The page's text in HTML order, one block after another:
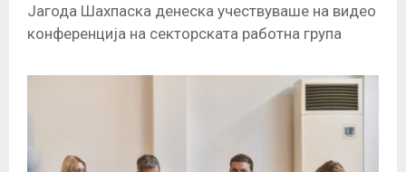
Јагода Шахпаска денеска учествуваше на видео
конференција на секторската работна група
политики и Интеграција на